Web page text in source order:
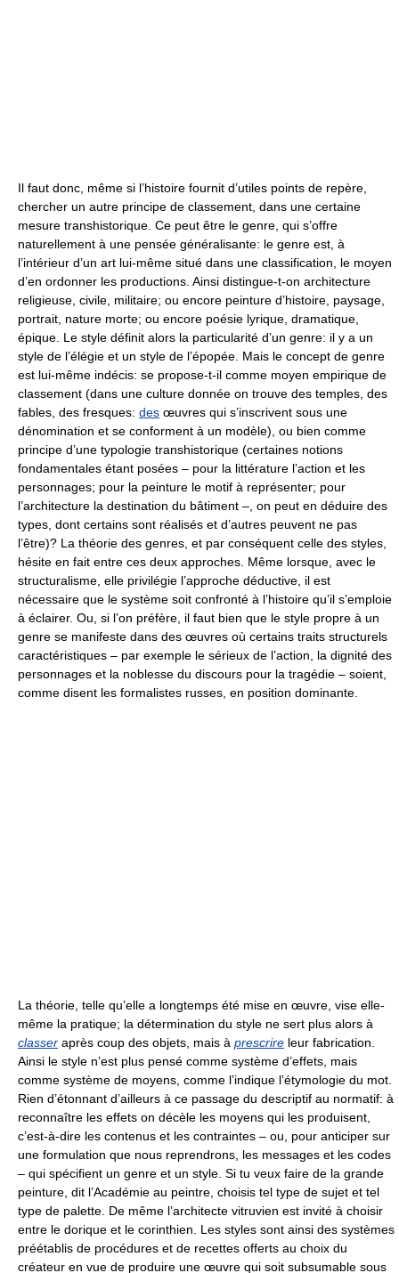
Il faut donc, même si l’histoire fournit d’utiles points de repère,
chercher un autre principe de classement, dans une certaine
mesure transhistorique. Ce peut être le genre, qui s’offre
naturellement à une pensée généralisante: le genre est, à
l’intérieur d’un art lui-même situé dans une classification, le moyen
d’en ordonner les productions. Ainsi distingue-t-on architecture
religieuse, civile, militaire; ou encore peinture d’histoire, paysage,
portrait, nature morte; ou encore poésie lyrique, dramatique,
épique. Le style définit alors la particularité d’un genre: il y a un
style de l’élégie et un style de l’épopée. Mais le concept de genre
est lui-même indécis: se propose-t-il comme moyen empirique de
classement (dans une culture donnée on trouve des temples, des
fables, des fresques: des œuvres qui s’inscrivent sous une
dénomination et se conforment à un modèle), ou bien comme
principe d’une typologie transhistorique (certaines notions
fondamentales étant posées – pour la littérature l’action et les
personnages; pour la peinture le motif à représenter; pour
l’architecture la destination du bâtiment –, on peut en déduire des
types, dont certains sont réalisés et d’autres peuvent ne pas
l’être)? La théorie des genres, et par conséquent celle des styles,
hésite en fait entre ces deux approches. Même lorsque, avec le
structuralisme, elle privilégie l’approche déductive, il est
nécessaire que le système soit confronté à l’histoire qu’il s’emploie
à éclairer. Ou, si l’on préfère, il faut bien que le style propre à un
genre se manifeste dans des œuvres où certains traits structurels
caractéristiques – par exemple le sérieux de l’action, la dignité des
personnages et la noblesse du discours pour la tragédie – soient,
comme disent les formalistes russes, en position dominante.
La théorie, telle qu’elle a longtemps été mise en œuvre, vise elle-
même la pratique; la détermination du style ne sert plus alors à
classer après coup des objets, mais à prescrire leur fabrication.
Ainsi le style n’est plus pensé comme système d’effets, mais
comme système de moyens, comme l’indique l’étymologie du mot.
Rien d’étonnant d’ailleurs à ce passage du descriptif au normatif: à
reconnaître les effets on décèle les moyens qui les produisent,
c’est-à-dire les contenus et les contraintes – ou, pour anticiper sur
une formulation que nous reprendrons, les messages et les codes
– qui spécifient un genre et un style. Si tu veux faire de la grande
peinture, dit l’Académie au peintre, choisis tel type de sujet et tel
type de palette. De même l’architecte vitruvien est invité à choisir
entre le dorique et le corinthien. Les styles sont ainsi des systèmes
préétablis de procédures et de recettes offerts au choix du
créateur en vue de produire une œuvre qui soit subsumable sous